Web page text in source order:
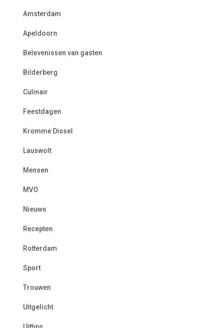
Amsterdam
Apeldoorn
Belevenissen van gasten
Bilderberg
Culinair
Feestdagen
Kromme Dissel
Lauswolt
Mensen
MVO
Nieuws
Recepten
Rotterdam
Sport
Trouwen
Uitgelicht